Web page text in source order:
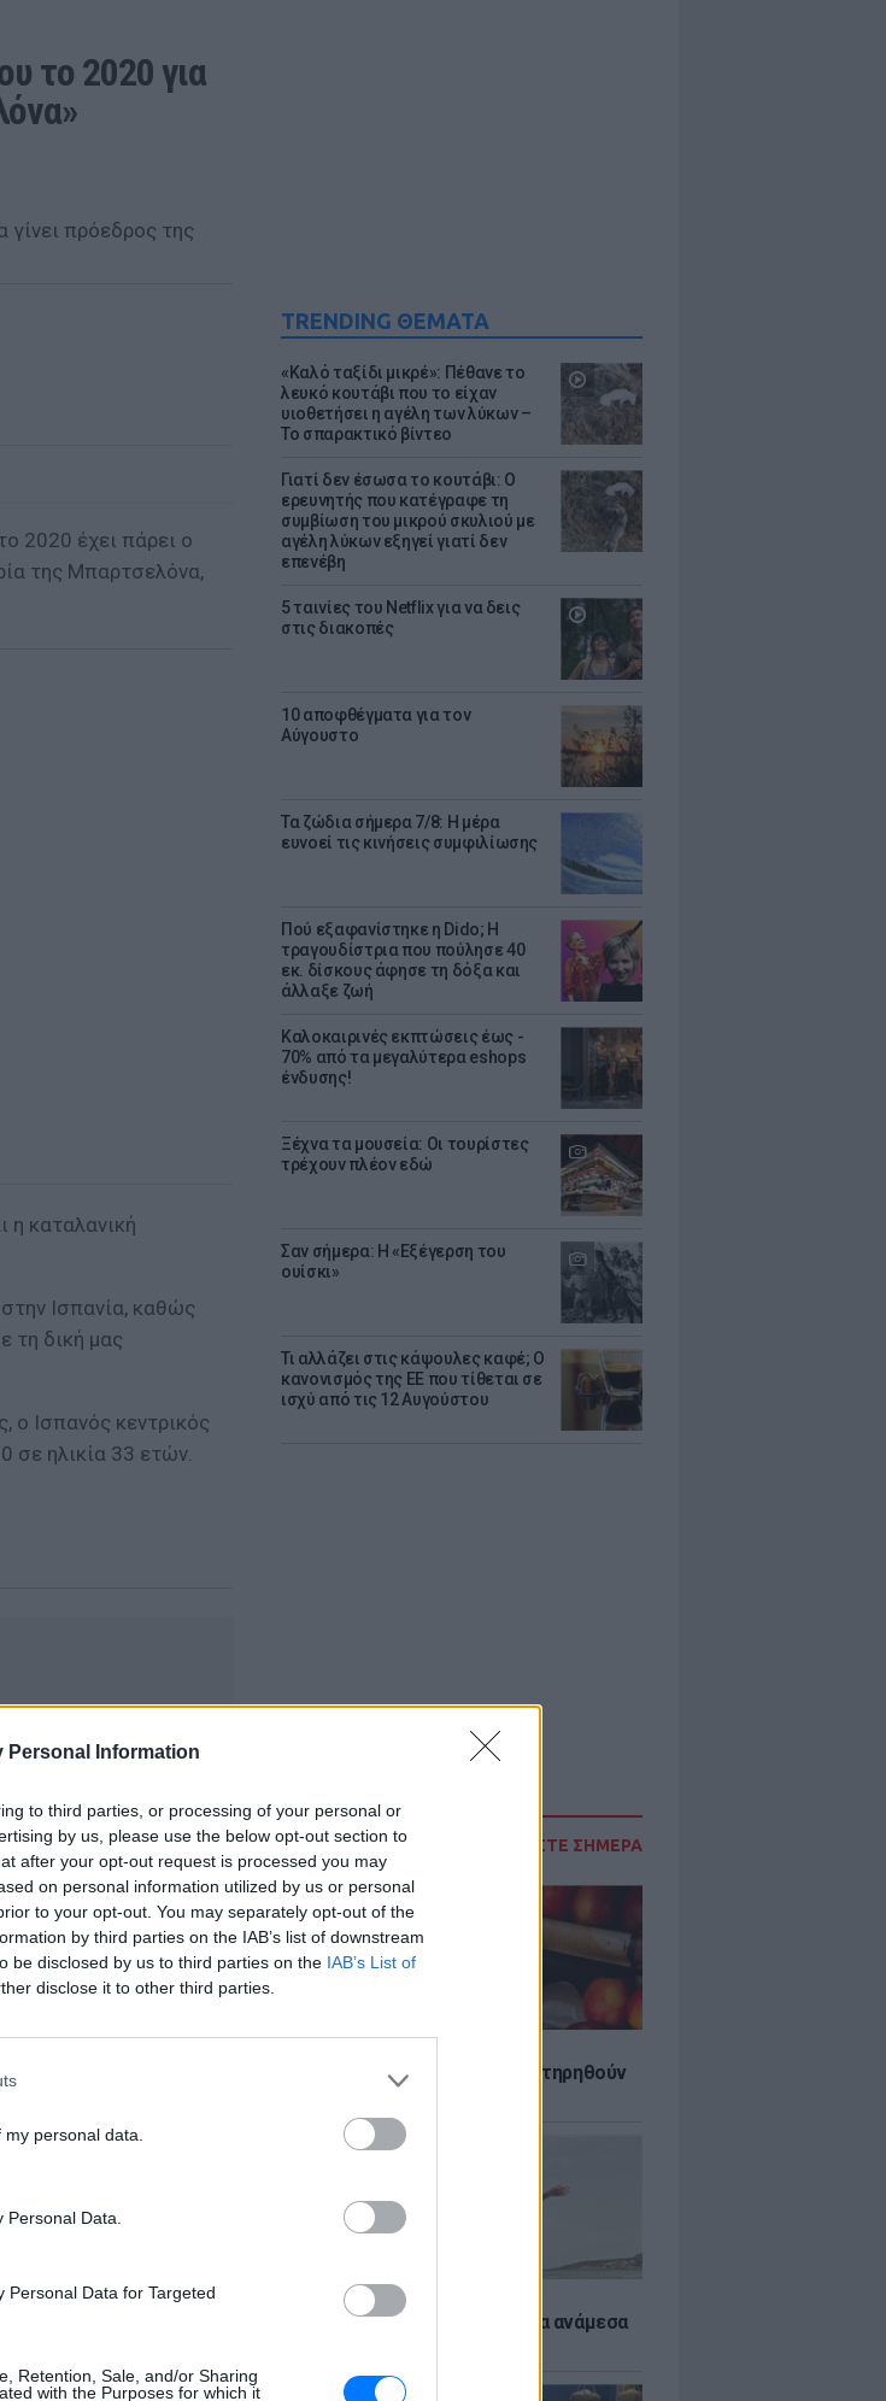
Personal Information
to third parties, or processing of your personal or
by us, please use the below opt-out section to
after your opt-out request is processed you may
on personal information utilized by us or personal
to your opt-out. You may separately opt-out of the
by third parties on the IAB’s list of downstream
be disclosed by us to third parties on the IAB’s List of
disclose it to other third parties.
personal data.
Data.
Personal Data for Targeted
Retention, Sale, and/or Sharing
with the Purposes for which it
TRENDING ΘΕΜΑΤΑ
«Καλό ταξίδι μικρέ»: Πέθανε το
λευκό κουτάβι που το είχαν
υιοθετήσει η αγέλη των λύκων –
Το σπαρακτικό βίντεο
Γιατί δεν έσωσα το κουτάβι: Ο
ερευνητής που κατέγραφε τη
συμβίωση του μικρού σκυλιού με
αγέλη λύκων εξηγεί γιατί δεν
επενέβη
5 ταινίες του Netflix για να δεις
στις διακοπές
10 αποφθέγματα για τον
Αύγουστο
Τα ζώδια σήμερα 7/8: Η μέρα
ευνοεί τις κινήσεις συμφιλίωσης
Πού εξαφανίστηκε η Dido; Η
τραγουδίστρια που πούλησε 40
εκ. δίσκους άφησε τη δόξα και
άλλαξε ζωή
Καλοκαιρινές εκπτώσεις έως -
70% από τα μεγαλύτερα eshops
ένδυσης!
Ξέχνα τα μουσεία: Οι τουρίστες
τρέχουν πλέον εδώ
Σαν σήμερα: Η «Εξέγερση του
ουίσκι»
Τι αλλάζει στις κάψουλες καφέ; Ο
κανονισμός της ΕΕ που τίθεται σε
ισχύ από τις 12 Αυγούστου
ΔΙΑΒΑΣΤΕ ΣΗΜΕΡΑ
6 φρούτα που μπορουν να διατηρηθούν
Πώς να αποφύγεις το σύγκαμα ανάμεσα
το 2020 για
2020 έχει πάρει ο
της Μπαρτσελόνα,
η καταλανική
Ισπανία, καθώς
τη δική μας
ο Ισπανός κεντρικός
σε ηλικία 33 ετών.
μάθετε πρώτοιτα
του E-Daily.gr